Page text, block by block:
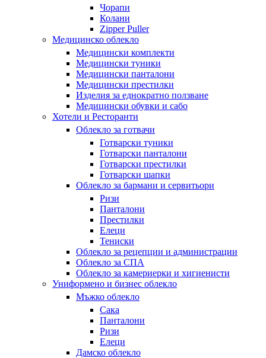
Чорапи
Колани
Zipper Puller
Медицинско облекло
Медицински комплекти
Медицински туники
Медицински панталони
Медицински престилки
Изделия за еднократно ползване
Медицински обувки и сабо
Хотели и Ресторанти
Облекло за готвачи
Готварски туники
Готварски панталони
Готварски престилки
Готварски шапки
Облекло за бармани и сервитьори
Ризи
Панталони
Престилки
Елеци
Тениски
Облекло за рецепции и администрации
Облекло за СПА
Облекло за камериерки и хигиенисти
Униформено и бизнес облекло
Мъжко облекло
Сака
Панталони
Ризи
Елеци
Дамско облекло